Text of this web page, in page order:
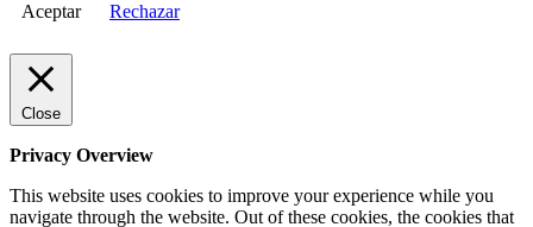
Aceptar Rechazar
Close
Privacy Overview
This website uses cookies to improve your experience while you
navigate through the website. Out of these cookies, the cookies that